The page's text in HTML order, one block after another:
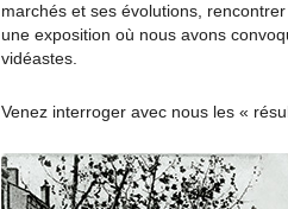
marchés et ses évolutions,
une exposition où nous avons
vidéastes.
Venez interroger avec nous les «